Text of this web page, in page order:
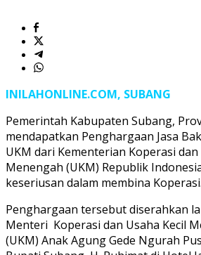
INILAHONLINE.COM, SUBANG
Pemerintah Kabupaten Subang,
mendapatkan Penghargaan Jasa
UKM dari Kementerian Koperasi dan
Menengah (UKM) Republik
keseriusan dalam membina Koperasi.
Penghargaan tersebut diserahkan
Menteri Koperasi dan Usaha Kecil
(UKM) Anak Agung Gede Ngurah